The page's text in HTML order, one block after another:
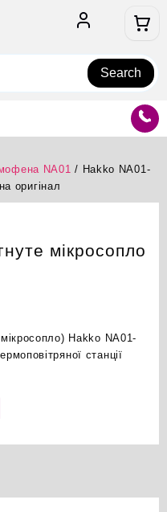
Search
NA01 / Hakko NA01-
оригінал
мікросопло
Hakko NA01-
станції